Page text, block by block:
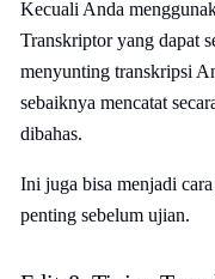
Kecuali Anda
Transkriptor yang dapat
menyunting transkripsi
sebaiknya mencatat
dibahas.
Ini juga bisa menjadi
penting sebelum ujian.